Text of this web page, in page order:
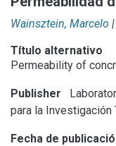
Statistics
Wainsztein, Marcelo |
Título alternativo
Permeability of
Publisher
para la Investigación
Fecha de